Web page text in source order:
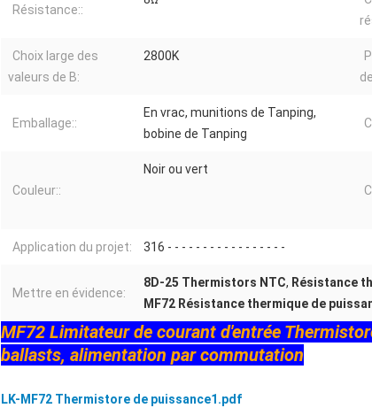
Résistance::
Choix large des
valeurs de B:
2800K
Emballage::
En vrac, munitions de Tanping,
bobine de Tanping
Couleur::
Noir ou vert
Application du projet: 316 - - - - - - - - - - - - - - - - -
Mettre en évidence:
8D-25 Thermistors NTC, Résistance
MF72 Résistance thermique de
MF72 Limitateur de courant d'entrée
ballasts, alimentation par commutation
LK-MF72 Thermistore de puissance1.pdf